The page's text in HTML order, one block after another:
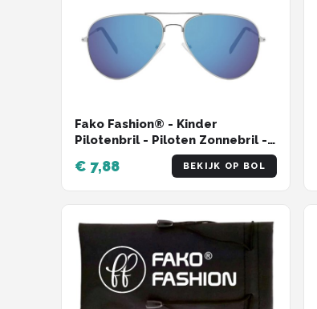
Fako Fashion® - Kinder
Pilotenbril - Piloten Zonnebril -
Jongens Zonnebril - Meisjes
Zonnebril - Zilver - Blauw
€ 7,88 BEKIJK OP BOL